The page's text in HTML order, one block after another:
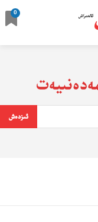
ئالدىراش
0
ئىزدەش